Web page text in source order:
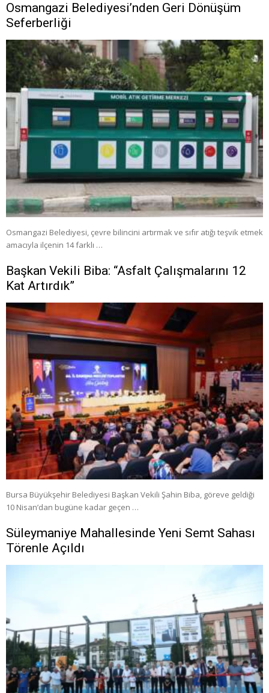
Osmangazi Belediyesi’nden Geri Dönüşüm
Seferberliği
Osmangazi Belediyesi, çevre bilincini artırmak ve sıfır atığı teşvik etmek
amacıyla ilçenin 14 farklı …
Başkan Vekili Biba: “Asfalt Çalışmalarını 12
Kat Artırdık”
Bursa Büyükşehir Belediyesi Başkan Vekili Şahin Biba, göreve geldiği
10 Nisan’dan bugüne kadar geçen …
Süleymaniye Mahallesinde Yeni Semt Sahası
Törenle Açıldı